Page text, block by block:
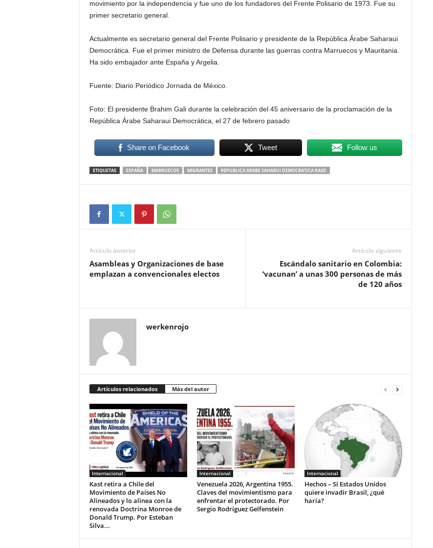
movimiento por la independencia y fue uno de los fundadores del Frente Polisario de 1973. Fue su
primer secretario general.
Actualmente es secretario general del Frente Polisario y presidente de la República Árabe Saharaui
Democrática. Fue el primer ministro de Defensa durante las guerras contra Marruecos y Mauritania.
Ha sido embajador ante España y Argelia.
Fuente: Diario Periódico Jornada de México.
Foto: El presidente Brahim Gali durante la celebración del 45 aniversario de la proclamación de la
República Árabe Saharaui Democrática, el 27 de febrero pasado
Share on Facebook Tweet Follow us
ETIQUETAS ESPAÑA MARRUECOS MIGRANTES REPUBLICA ARABE SAHARUI DEMOCRATICA RASD
Artículo anterior
Asambleas y Organizaciones de base
emplazan a convencionales electos
Artículo siguiente
Escándalo sanitario en Colombia:
‘vacunan’ a unas 300 personas de más
de 120 años
werkenrojo
Artículos relacionados Más del autor
Internacional
Kast retira a Chile del
Movimiento de Países No
Alineados y lo alinea con la
renovada Doctrina Monroe de
Donald Trump. Por Esteban
Silva...
Internacional
Venezuela 2026, Argentina 1955.
Claves del movimientismo para
enfrentar el protectorado. Por
Sergio Rodríguez Gelfenstein
Internacional
Hechos – Si Estados Unidos
quiere invadir Brasil, ¿qué
haría?